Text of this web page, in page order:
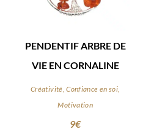
PENDENTIF ARBRE DE
VIE EN CORNALINE
Créativité, Confiance en soi,
Motivation
9€